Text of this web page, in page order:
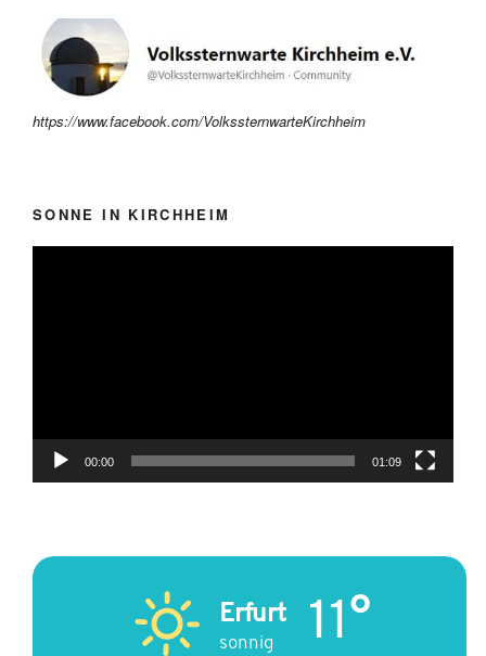
https://www.facebook.com/VolkssternwarteKirchheim
SONNE IN KIRCHHEIM
00:00 01:09
Erfurt
sonnig 11°